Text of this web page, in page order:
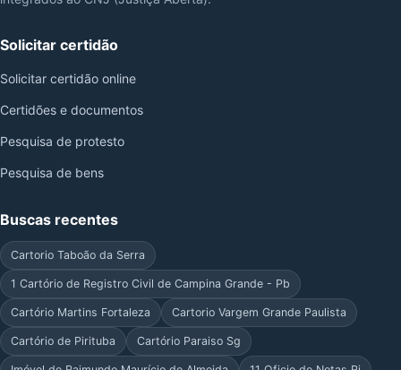
Solicitar certidão
Solicitar certidão online
Certidões e documentos
Pesquisa de protesto
Pesquisa de bens
Buscas recentes
Cartorio Taboão da Serra
1 Cartório de Registro Civil de Campina Grande - Pb
Cartório Martins Fortaleza Cartorio Vargem Grande Paulista
Cartório de Pirituba Cartório Paraiso Sg